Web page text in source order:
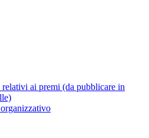
ai premi (da pubblicare in